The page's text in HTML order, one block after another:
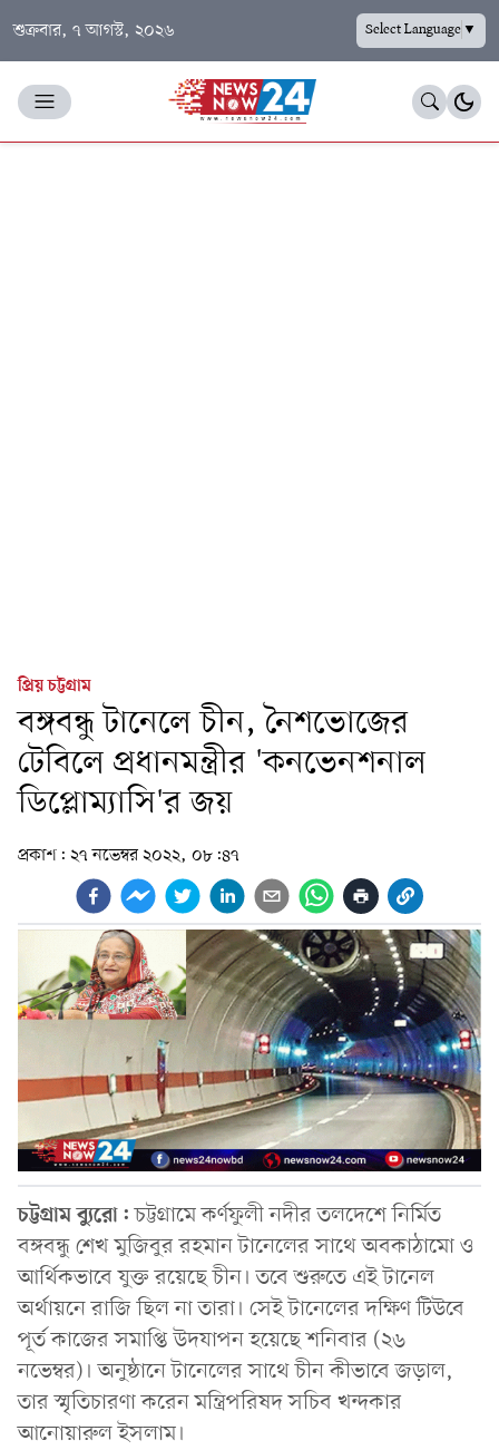
শুক্রবার, ৭ আগস্ট, ২০২৬ Select Language▼
প্রিয় চট্টগ্রাম
বঙ্গবন্ধু টানেলে চীন, নৈশভোজের
টেবিলে প্রধানমন্ত্রীর 'কনভেনশনাল
ডিপ্লোম্যাসি'র জয়
প্রকাশ: ২৭ নভেম্বর ২০২২, ০৮:৪৭
চট্টগ্রামব্যুরো:চট্টগ্রামে কর্ণফুলী নদীর তলদেশে নির্মিত
বঙ্গবন্ধু শেখ মুজিবুর রহমান টানেলের সাথে অবকাঠামো ও
আর্থিকভাবে যুক্ত রয়েছে চীন। তবে শুরুতে এই টানেল
অর্থায়নে রাজি ছিল না তারা। সেই টানেলের দক্ষিণ টিউবে
পূর্ত কাজের সমাপ্তি উদযাপন হয়েছে শনিবার (২৬
নভেম্বর)। অনুষ্ঠানে টানেলের সাথে চীন কীভাবে জড়াল,
তার স্মৃতিচারণা করেন মন্ত্রিপরিষদ সচিব খন্দকার
আনোয়ারুল ইসলাম।